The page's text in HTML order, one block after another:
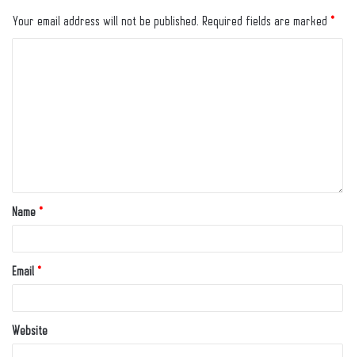
Your email address will not be published. Required fields are marked *
Name *
Email *
Website